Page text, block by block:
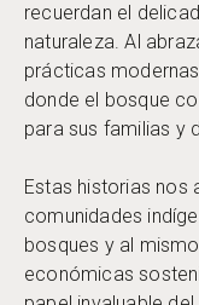
recuerdan el
naturaleza. Al
prácticas
donde el bosque
para sus familias y
Estas historias nos
comunidades
bosques y al
económicas